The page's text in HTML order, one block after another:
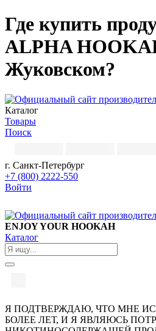
Где купить
ALPHA
Жуковском?
Каталог
Товары
Поиск
г. Санкт-Петербург
+7 (800) 2222-550
Войти
ENJOY YOUR HOOKAH
Каталог
Я ПОДТВЕРЖДАЮ, ЧТО МНЕ
БОЛЕЕ ЛЕТ, И Я ЯВЛЯЮСЬ